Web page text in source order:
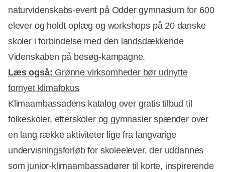
naturvidenskabs-event på Odder gymnasium for 600
elever og holdt oplæg og workshops på 20 danske
skoler i forbindelse med den landsdækkende
Videnskaben på besøg-kampagne.
Læs også: Grønne virksomheder bør udnytte
fornyet klimafokus
Klimaambassadens katalog over gratis tilbud til
folkeskoler, efterskoler og gymnasier spænder over
en lang række aktiviteter lige fra langvarige
undervisningsforløb for skoleelever, der uddannes
som junior-klimaambassadører til korte, inspirerende